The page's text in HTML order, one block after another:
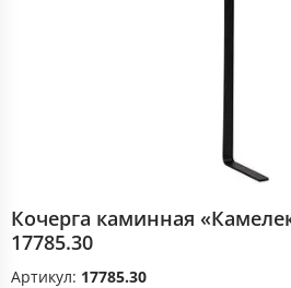
Кочерга каминная
17785.30
Артикул: 17785.30